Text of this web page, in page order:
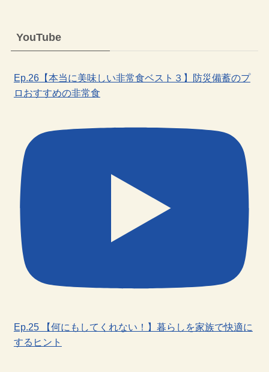
YouTube
Ep.26【本当に美味しい非常食ベスト３】防災備蓄のプ
ロおすすめの非常食
Ep.25 【何にもしてくれない！】暮らしを家族で快適に
するヒント